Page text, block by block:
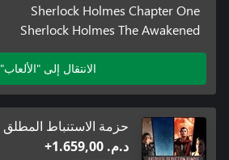
Sherlock Holmes Chapter One
Sherlock Holmes The Awakened
الانتقال إلى "الألعاب"
حزمة الاستنباط المطلق
د.م.‏ 1.659,00+